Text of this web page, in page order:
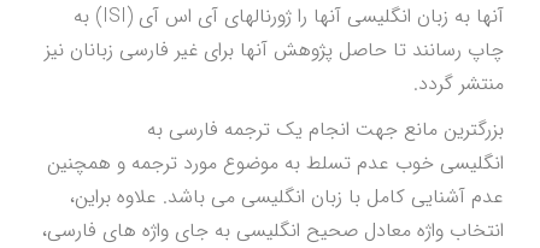
آنها به زبان انگلیسی آنها را ژورنالهای آی اس آی (ISI) به
چاپ رسانند تا حاصل پژوهش آنها برای غیر فارسی زبانان نیز
منتشر گردد.
بزرگترین مانع جهت انجام یک ترجمه فارسی به
انگلیسی خوب عدم تسلط به موضوع مورد ترجمه و همچنین
عدم آشنایی کامل با زبان انگلیسی می باشد. علاوه براین،
انتخاب واژه معادل صحیح انگلیسی به جای واژه های فارسی،